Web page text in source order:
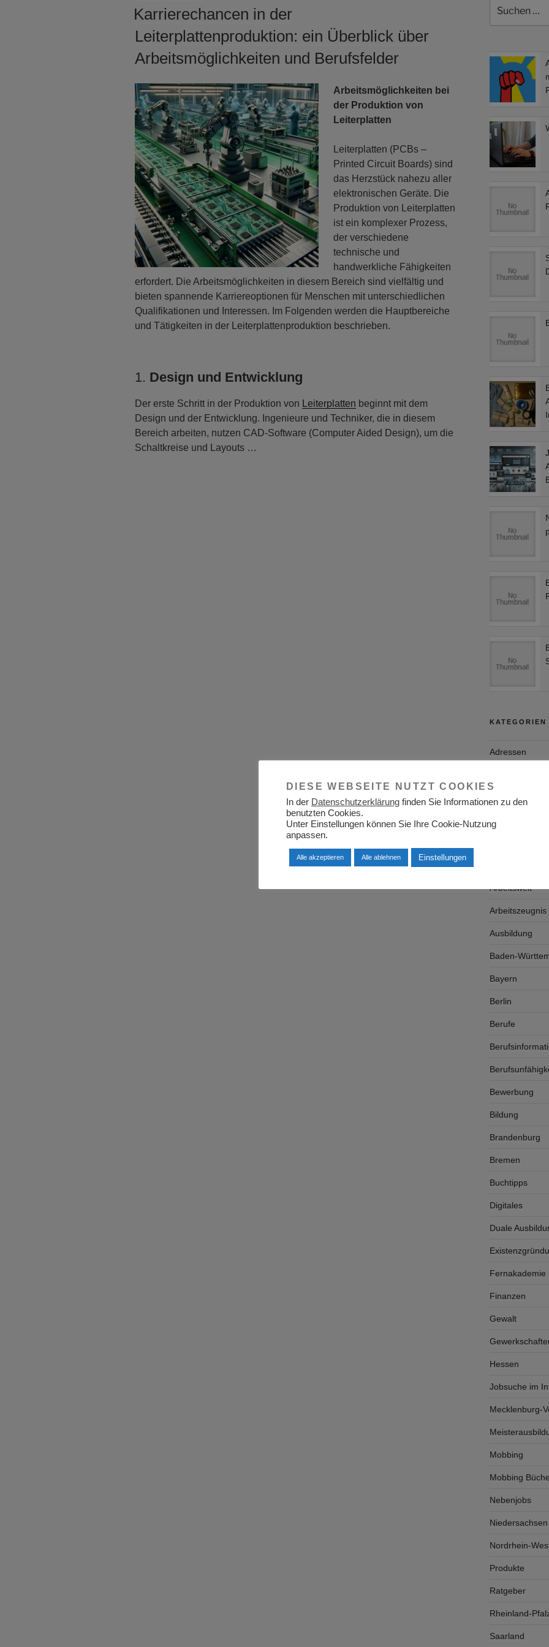
Karrierechancen in der
Leiterplattenproduktion: ein Überblick über
Arbeitsmöglichkeiten und Berufsfelder
Arbeitsmöglichkeiten bei
der Produktion von
Leiterplatten
Leiterplatten (PCBs –
Printed Circuit Boards) sind
das Herzstück nahezu aller
elektronischen Geräte. Die
Produktion von Leiterplatten
ist ein komplexer Prozess,
der verschiedene
technische und
handwerkliche Fähigkeiten
erfordert. Die Arbeitsmöglichkeiten in diesem Bereich sind vielfältig und
bieten spannende Karriereoptionen für Menschen mit unterschiedlichen
Qualifikationen und Interessen. Im Folgenden werden die Hauptbereiche
und Tätigkeiten in der Leiterplattenproduktion beschrieben.
1. Design und Entwicklung
Der erste Schritt in der Produktion von Leiterplatten beginnt mit dem
Design und der Entwicklung. Ingenieure und Techniker, die in diesem
Bereich arbeiten, nutzen CAD-Software (Computer Aided Design), um die
Schaltkreise und Layouts …
nach:
KATEGORIEN
Adressen
Allgemein
Arbeitswelt
Arbeitszeugnis
Ausbildung
Baden-
Bayern
Berlin
Berufe
Bewerbung
Bildung
Brandenburg
Bremen
Buchtipps
Digitales
Duale
Fernakademie
Finanzen
Gewalt
Hessen
Jobsuche im
Mecklenburg-
Mobbing
Mobbing
Nebenjobs
Niedersachsen
Nordrhein-
Produkte
Ratgeber
Rheinland-
Saarland
DIESE WEBSEITE NUTZT COOKIES
In der Datenschutzerklärung finden Sie Informationen zu den
benutzten Cookies.
Unter Einstellungen können Sie Ihre Cookie-Nutzung
anpassen.
Alle akzeptieren Alle ablehnen Einstellungen